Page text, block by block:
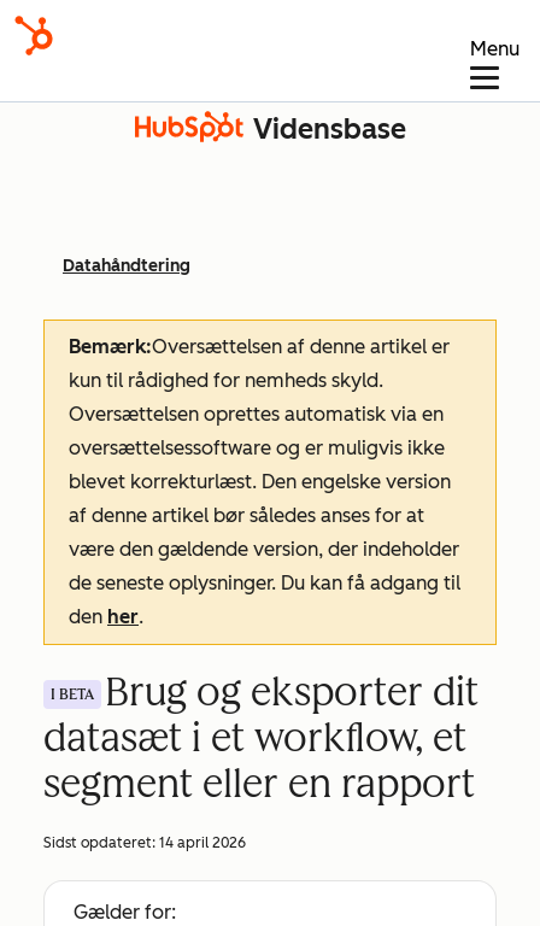
Menu
Vidensbase
Datahåndtering
Bemærk:Oversættelsen af denne artikel er
kun til rådighed for nemheds skyld.
Oversættelsen oprettes automatisk via en
oversættelsessoftware og er muligvis ikke
blevet korrekturlæst. Den engelske version
af denne artikel bør således anses for at
være den gældende version, der indeholder
de seneste oplysninger. Du kan få adgang til
den her.
I BETA
Brug og eksporter dit
datasæt i et workflow, et
segment eller en rapport
Sidst opdateret: 14 april 2026
Gælder for: